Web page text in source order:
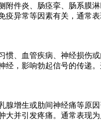
件炎、肠痉挛、肠系膜
异常等因素有关，通常
、血管疾病、神经损伤
，影响勃起信号的传
增生或肋间神经痛等原
并引发疼痛。通常表现